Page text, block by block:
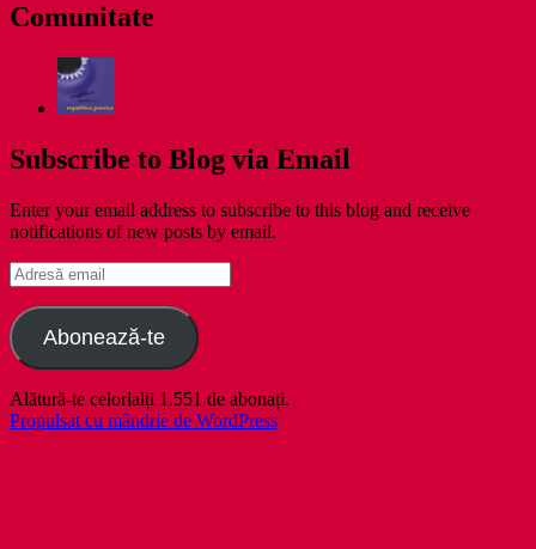
Comunitate
Subscribe to Blog via Email
Enter your email address to subscribe to this blog and receive
notifications of new posts by email.
Adresă
email
Abonează-te
Alătură-te celorlalți 1.551 de abonați.
Propulsat cu mândrie de WordPress